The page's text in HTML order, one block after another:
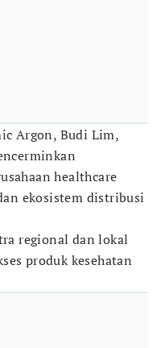
Argon, Budi Lim,
healthcare
ekosistem distribusi
regional dan lokal
produk kesehatan